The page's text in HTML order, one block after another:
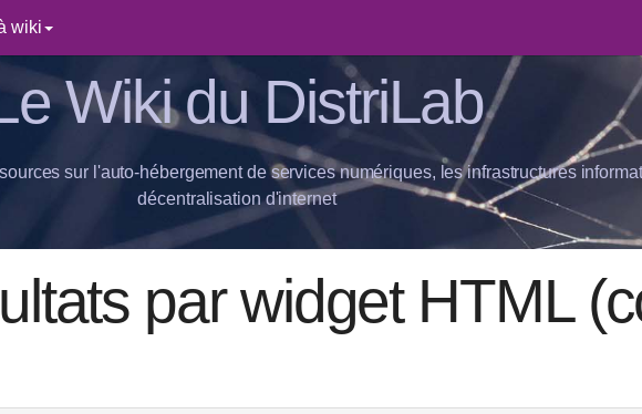
wiki
Wiki du DistriLab
sur l'auto-hébergement de services numériques, les infrastructures
décentralisation d'internet
par widget HTML